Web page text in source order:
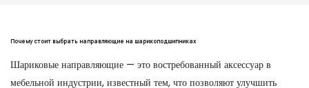
Почему стоит выбрать направляющие на шарикоподшипниках
Шариковые направляющие — это востребованный аксессуар в
мебельной индустрии, известный тем, что позволяют улучшить